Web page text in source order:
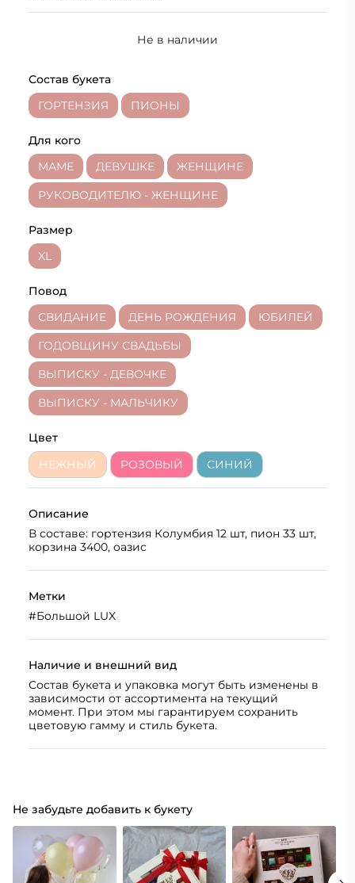
Не в наличии
Состав букета
ГОРТЕНЗИЯ
ПИОНЫ
Для кого
МАМЕ
ДЕВУШКЕ
ЖЕНЩИНЕ
РУКОВОДИТЕЛЮ - ЖЕНЩИНЕ
Размер
XL
Повод
СВИДАНИЕ
ДЕНЬ РОЖДЕНИЯ
ЮБИЛЕЙ
ГОДОВЩИНУ СВАДЬБЫ
ВЫПИСКУ - ДЕВОЧКЕ
ВЫПИСКУ - МАЛЬЧИКУ
Цвет
НЕЖНЫЙ
РОЗОВЫЙ СИНИЙ
Описание
В составе: гортензия Колумбия 12 шт, пион 33 шт,
корзина 3400, оазис
Метки
#Большой LUX
Наличие и внешний вид
Состав букета и упаковка могут быть изменены в
зависимости от ассортимента на текущий
момент. При этом мы гарантируем сохранить
цветовую гамму и стиль букета.
Не забудьте добавить к букету